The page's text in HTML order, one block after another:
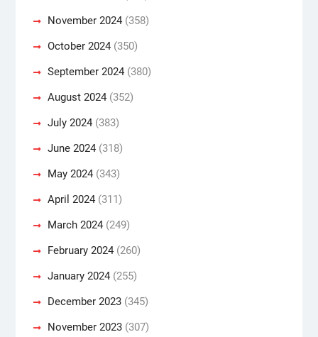
November 2024(358)
October 2024(350)
September 2024(380)
August 2024(352)
July 2024(383)
June 2024(318)
May 2024(343)
April 2024(311)
March 2024(249)
February 2024(260)
January 2024(255)
December 2023(345)
November 2023(307)